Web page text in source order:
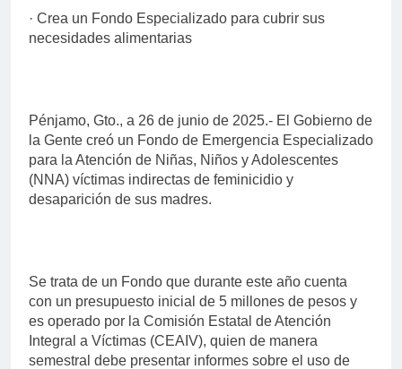
· Crea un Fondo Especializado para cubrir sus
necesidades alimentarias
Pénjamo, Gto., a 26 de junio de 2025.- El Gobierno de
la Gente creó un Fondo de Emergencia Especializado
para la Atención de Niñas, Niños y Adolescentes
(NNA) víctimas indirectas de feminicidio y
desaparición de sus madres.
Se trata de un Fondo que durante este año cuenta
con un presupuesto inicial de 5 millones de pesos y
es operado por la Comisión Estatal de Atención
Integral a Víctimas (CEAIV), quien de manera
semestral debe presentar informes sobre el uso de